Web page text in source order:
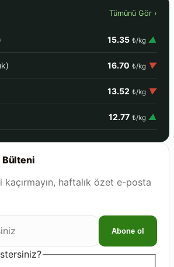
Tümünü Gör ›
15.35 ₺/kg ▲
16.70 ₺/kg ▼
13.52 ₺/kg ▼
12.77 ₺/kg ▲
Bülteni
kaçırmayın, haftalık özet e-posta
Abone ol